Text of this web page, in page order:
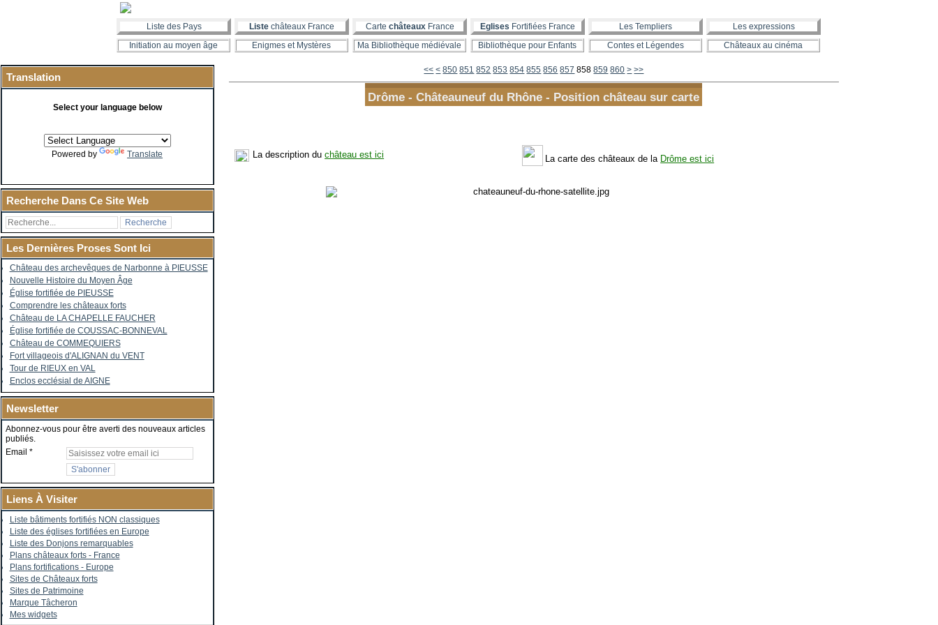
Liste des Pays Liste châteaux France Carte châteauxFrance Eglises Fortifiées France Les Templiers
Les expressions
Initiation au moyen âge
Enigmes et Mystères Ma Bibliothèque médiévale Bibliothèque pour Enfants Contes et Légendes Châteaux au cinéma
Translation
Select your language below
Powered by Translate
Recherche Dans Ce Site Web
Les Dernières Proses Sont Ici
Château des archevêques de Narbonne à PIEUSSE
Nouvelle Histoire du Moyen Âge
Église fortifiée de PIEUSSE
Comprendre les châteaux forts
Château de LA CHAPELLE FAUCHER
Église fortifiée de COUSSAC-BONNEVAL
Château de COMMEQUIERS
Fort villageois d'ALIGNAN du VENT
Tour de RIEUX en VAL
Enclos ecclésial de AIGNE
Newsletter
Abonnez-vous pour être averti des nouveaux articles
publiés.
Email
Liens À Visiter
Liste bâtiments fortifiés NON classiques
Liste des églises fortifiées en Europe
Liste des Donjons remarquables
Plans châteaux forts - France
Plans fortifications - Europe
Sites de Châteaux forts
Sites de Patrimoine
Marque Tâcheron
Mes widgets
<< < 800
810
820
830
840
850 851 852 853 854 855 856 857 858 859 860 870
880
890
900
1000
1100
1200
1300
> >>
Drôme - Châteauneuf du Rhône - Position château sur carte
La description duchâteau est ici La carte des châteaux de la Drôme est ici